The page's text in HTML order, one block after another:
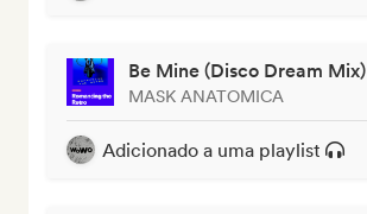
Be Mine (Disco Dream Mix)
MASK ANATOMICA
Adicionado a uma playlist